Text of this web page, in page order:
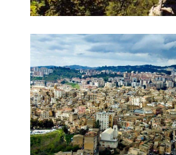
Panorama